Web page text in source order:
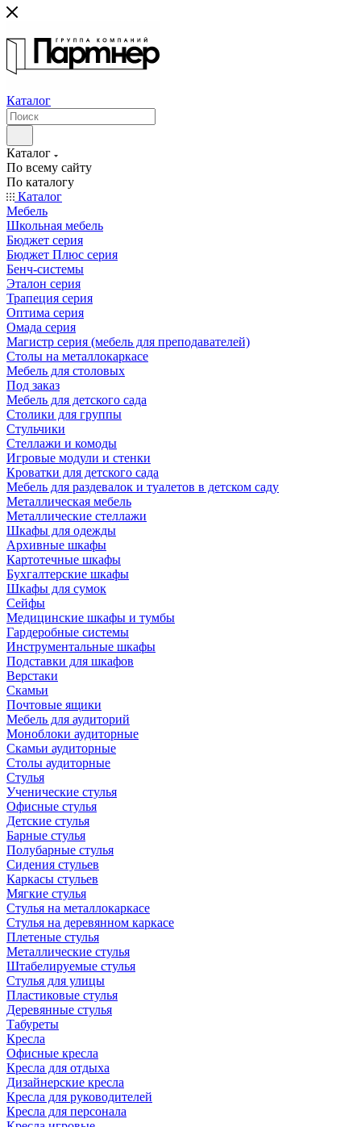
Каталог
Каталог
По всему сайту
По каталогу
Каталог
Мебель
Школьная мебель
Бюджет серия
Бюджет Плюс серия
Бенч-системы
Эталон серия
Трапеция серия
Оптима серия
Омада серия
Магистр серия (мебель для преподавателей)
Столы на металлокаркасе
Мебель для столовых
Под заказ
Мебель для детского сада
Столики для группы
Стульчики
Стеллажи и комоды
Игровые модули и стенки
Кроватки для детского сада
Мебель для раздевалок и туалетов в детском саду
Металлическая мебель
Металлические стеллажи
Шкафы для одежды
Архивные шкафы
Картотечные шкафы
Бухгалтерские шкафы
Шкафы для сумок
Сейфы
Медицинские шкафы и тумбы
Гардеробные системы
Инструментальные шкафы
Подставки для шкафов
Верстаки
Скамьи
Почтовые ящики
Мебель для аудиторий
Моноблоки аудиторные
Скамьи аудиторные
Столы аудиторные
Стулья
Ученические стулья
Офисные стулья
Детские стулья
Барные стулья
Полубарные стулья
Сидения стульев
Каркасы стульев
Мягкие стулья
Стулья на металлокаркасе
Стулья на деревянном каркасе
Плетеные стулья
Металлические стулья
Штабелируемые стулья
Стулья для улицы
Пластиковые стулья
Деревянные стулья
Табуреты
Кресла
Офисные кресла
Кресла для отдыха
Дизайнерские кресла
Кресла для руководителей
Кресла для персонала